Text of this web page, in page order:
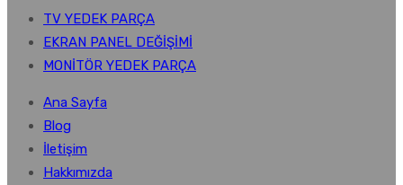
TV YEDEK PARÇA
EKRAN PANEL DEĞİŞİMİ
MONİTÖR YEDEK PARÇA
Ana Sayfa
Blog
İletişim
Hakkımızda